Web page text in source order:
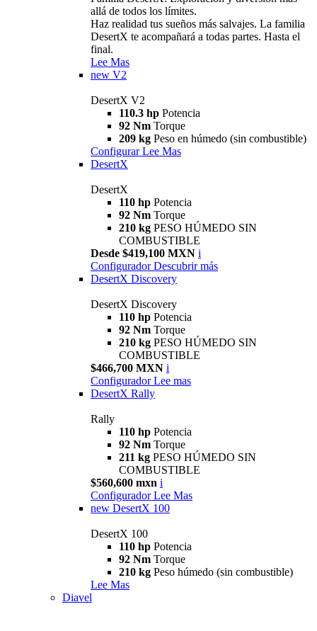
allá de todos los límites.
Haz realidad tus sueños más salvajes. La familia
DesertX te acompañará a todas partes. Hasta el
final.
Lee Mas
new V2
DesertX V2
110.3 hp Potencia
92 Nm Torque
209 kg Peso en húmedo (sin combustible)
Configurar Lee Mas
DesertX
DesertX
110 hp Potencia
92 Nm Torque
210 kg PESO HÚMEDO SIN
COMBUSTIBLE
Desde $419,100 MXN i
Configurador Descubrir más
DesertX Discovery
DesertX Discovery
110 hp Potencia
92 Nm Torque
210 kg PESO HÚMEDO SIN
COMBUSTIBLE
$466,700 MXN i
Configurador Lee mas
DesertX Rally
Rally
110 hp Potencia
92 Nm Torque
211 kg PESO HÚMEDO SIN
COMBUSTIBLE
$560,600 mxn i
Configurador Lee Mas
new DesertX 100
DesertX 100
110 hp Potencia
92 Nm Torque
210 kg Peso húmedo (sin combustible)
Lee Mas
Diavel